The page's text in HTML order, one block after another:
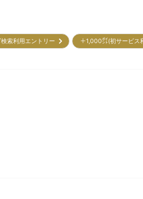
検索利用エントリー ＋1,000㌽(初サービ